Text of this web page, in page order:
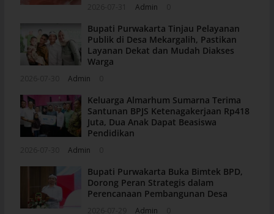
Admin
Bupati Purwakarta Tinjau Pelayanan
Publik di Desa Mekargalih, Pastikan
Layanan Dekat dan Mudah Diakses
Warga
Admin
Keluarga Almarhum Sumarna Terima
Santunan BPJS Ketenagakerjaan Rp418
Juta, Dua Anak Dapat Beasiswa
Pendidikan
Admin
Bupati Purwakarta Buka Bimtek BPD,
Dorong Peran Strategis dalam
Perencanaan Pembangunan Desa
Admin